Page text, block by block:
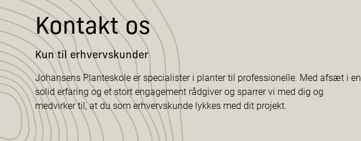
Kontakt os
Kun til erhvervskunder
Johansens Planteskole er specialister i planter til professionelle. Med afsæt i en
solid erfaring og et stort engagement rådgiver og sparrer vi med dig og
medvirker til, at du som erhvervskunde lykkes med dit projekt.